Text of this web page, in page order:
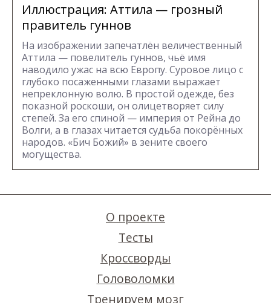
Иллюстрация: Аттила — грозный
правитель гуннов
На изображении запечатлён величественный
Аттила — повелитель гуннов, чьё имя
наводило ужас на всю Европу. Суровое лицо с
глубоко посаженными глазами выражает
непреклонную волю. В простой одежде, без
показной роскоши, он олицетворяет силу
степей. За его спиной — империя от Рейна до
Волги, а в глазах читается судьба покорённых
народов. «Бич Божий» в зените своего
могущества.
О проекте
Тесты
Кроссворды
Головоломки
Тренируем мозг